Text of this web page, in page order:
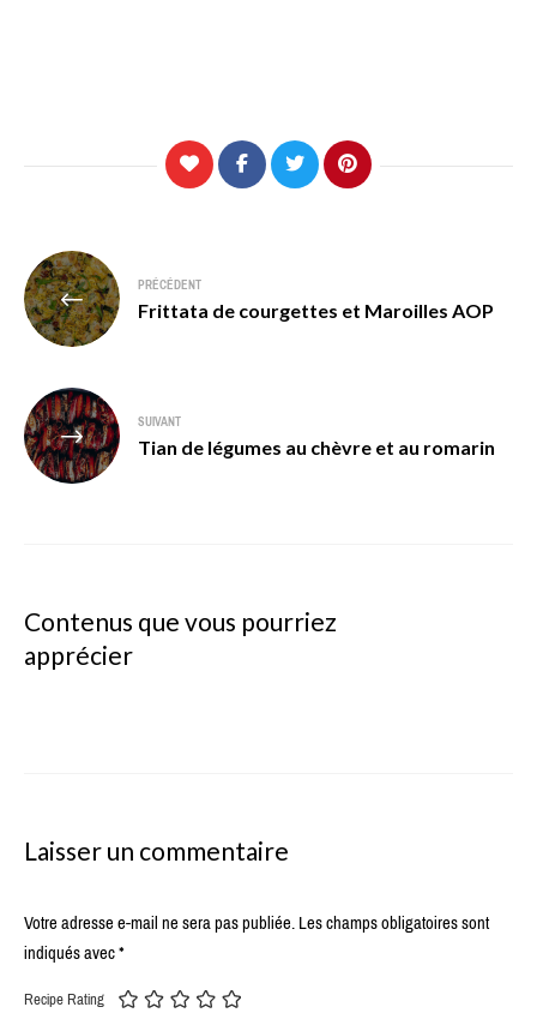
Navigation
de
l’article
PRÉCÉDENT
Frittata de courgettes et Maroilles AOP
SUIVANT
Tian de légumes au chèvre et au romarin
Contenus que vous pourriez
apprécier
Laisser un commentaire
Votre adresse e-mail ne sera pas publiée.Les champs obligatoires sont
indiqués avec*
Recipe Rating